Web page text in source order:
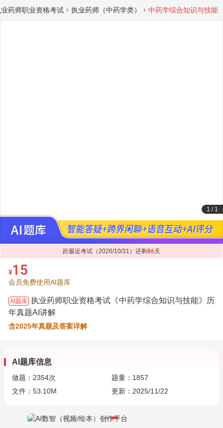
药师职业资格考试 执业药师（中药学类） 中药学综合知识与技能
1 / 1
距最近考试（2026/10/31）还剩86天
¥15
会员免费使用AI题库
AI题库 执业药师职业资格考试《中药学综合知识与技能》历
年真题AI讲解
含2025年真题及答案详解
AI题库信息
做题： 2354次
题量：1857
文件：53.10M
更新：2025/11/22